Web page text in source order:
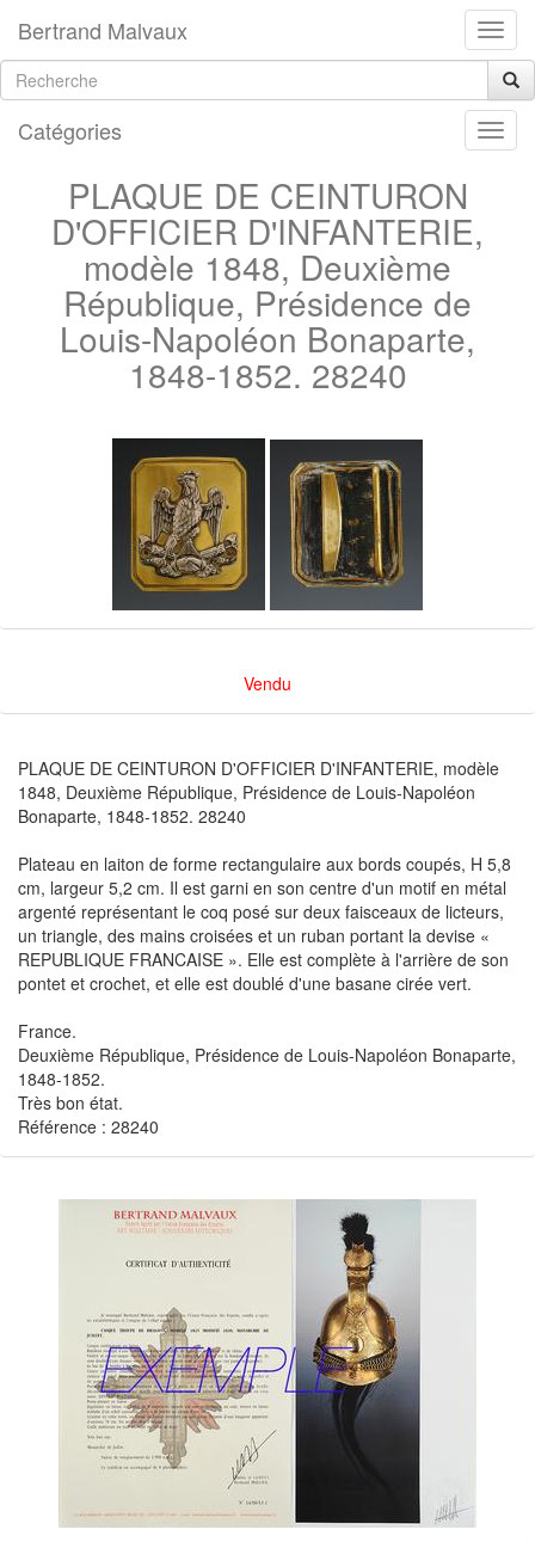
Bertrand Malvaux
Catégories
PLAQUE DE CEINTURON
D'OFFICIER D'INFANTERIE,
modèle 1848, Deuxième
République, Présidence de
Louis-Napoléon Bonaparte,
1848-1852. 28240
Vendu
PLAQUE DE CEINTURON D'OFFICIER D'INFANTERIE, modèle
1848, Deuxième République, Présidence de Louis-Napoléon
Bonaparte, 1848-1852. 28240
Plateau en laiton de forme rectangulaire aux bords coupés, H 5,8
cm, largeur 5,2 cm. Il est garni en son centre d'un motif en métal
argenté représentant le coq posé sur deux faisceaux de licteurs,
un triangle, des mains croisées et un ruban portant la devise «
REPUBLIQUE FRANCAISE ». Elle est complète à l'arrière de son
pontet et crochet, et elle est doublé d'une basane cirée vert.
France.
Deuxième République, Présidence de Louis-Napoléon Bonaparte,
1848-1852.
Très bon état.
Référence : 28240